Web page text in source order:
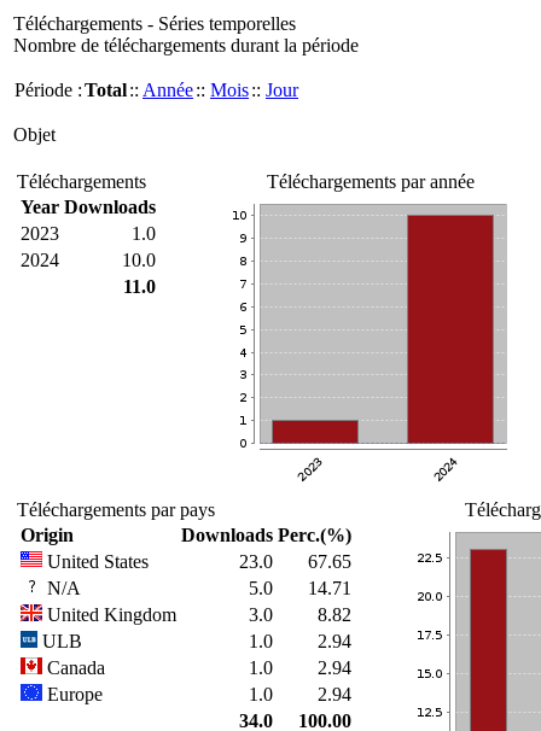
Téléchargements - Séries temporelles
Nombre de téléchargements durant la période
Période :Total:: Année:: Mois:: Jour
Objet
Téléchargements
Year Downloads
2023
1.0
2024
10.0
11.0
Téléchargements par année
Téléchargements par pays
Origin
Downloads Perc.(%)
United States
23.0
67.65
N/A
5.0
14.71
United Kingdom
3.0
8.82
ULB
1.0
2.94
Canada
1.0
2.94
Europe
1.0
2.94
34.0
100.00